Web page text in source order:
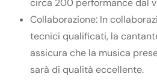
circa 200 performance dal
Collaborazione: In
tecnici qualificati, la
assicura che la musica
sarà di qualità eccellente.